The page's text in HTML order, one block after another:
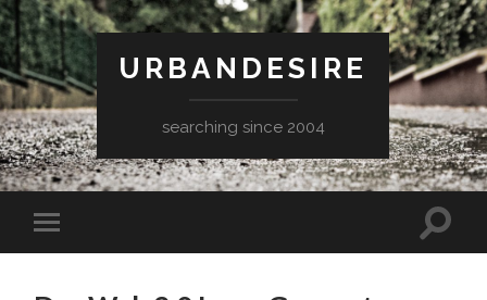
URBANDESIRE
searching since 2004